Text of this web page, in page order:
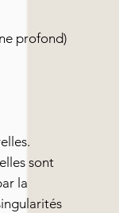
profond)
sont
la